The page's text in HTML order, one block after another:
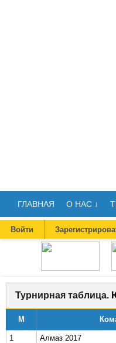
ГЛАВНАЯ О НАС ↓
Войти
Турнирная таблица.
М
1 Алмаз 2017